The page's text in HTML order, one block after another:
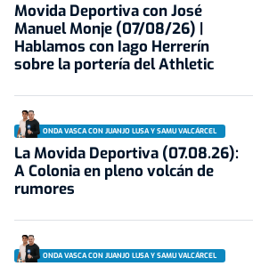
Movida Deportiva con José
Manuel Monje (07/08/26) |
Hablamos con Iago Herrerín
sobre la portería del Athletic
ONDA VASCA CON JUANJO LUSA Y SAMU VALCÁRCEL
La Movida Deportiva (07.08.26):
A Colonia en pleno volcán de
rumores
ONDA VASCA CON JUANJO LUSA Y SAMU VALCÁRCEL